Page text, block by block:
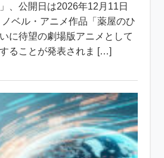
、公開日は2026年12月11日
ノベル・アニメ作品「薬屋のひ
に待望の劇場版アニメとして
ることが発表されま […]